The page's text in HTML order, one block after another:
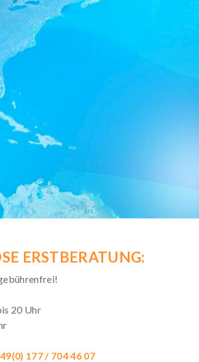
ERSTBERATUNG:
20 Uhr
177 / 704 46 07